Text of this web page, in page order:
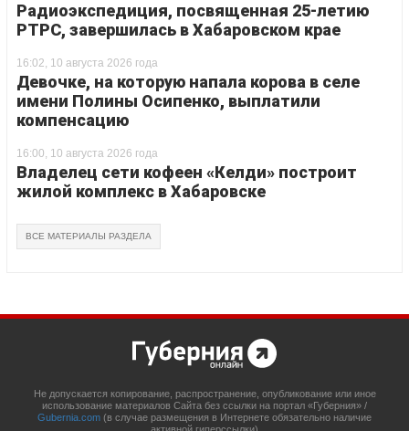
Радиоэкспедиция, посвященная 25-летию
РТРС, завершилась в Хабаровском крае
16:02, 10 августа 2026 года
Девочке, на которую напала корова в селе
имени Полины Осипенко, выплатили
компенсацию
16:00, 10 августа 2026 года
Владелец сети кофеен «Келди» построит
жилой комплекс в Хабаровске
ВСЕ МАТЕРИАЛЫ РАЗДЕЛА
Не допускается копирование, распространение, опубликование или иное
использование материалов Сайта без ссылки на портал «Губерния» /
Gubernia.com (в случае размещения в Интернете обязательно наличие